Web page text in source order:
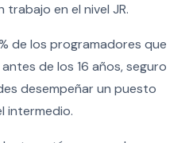
en el nivel JR.
de los programadores que
de los 16 años, seguro
desempeñar un puesto
intermedio.